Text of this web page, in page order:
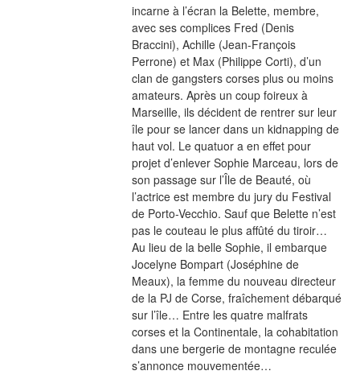
incarne à l’écran la Belette, membre,
avec ses complices Fred (Denis
Braccini), Achille (Jean-François
Perrone) et Max (Philippe Corti), d’un
clan de gangsters corses plus ou moins
amateurs. Après un coup foireux à
Marseille, ils décident de rentrer sur leur
île pour se lancer dans un kidnapping de
haut vol. Le quatuor a en effet pour
projet d’enlever Sophie Marceau, lors de
son passage sur l’Île de Beauté, où
l’actrice est membre du jury du Festival
de Porto-Vecchio. Sauf que Belette n’est
pas le couteau le plus affûté du tiroir…
Au lieu de la belle Sophie, il embarque
Jocelyne Bompart (Joséphine de
Meaux), la femme du nouveau directeur
de la PJ de Corse, fraîchement débarqué
sur l’île… Entre les quatre malfrats
corses et la Continentale, la cohabitation
dans une bergerie de montagne reculée
s’annonce mouvementée…